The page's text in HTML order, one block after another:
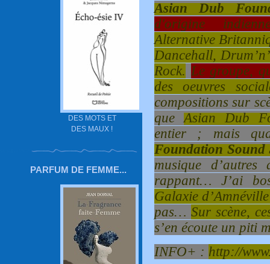
DES MOTS ET
DES MAUX !
PARFUM DE FEMME...
Asian Dub
d'origine
Alternative
Dancehall,
Rock. Le groupe,
des oeuvres
compositions sur
queAsian Dub
entier ; mais
Foundation Sound
musique
rappant… J’ai
Galaxie
pas… Sur scène,
s’en écoute un piti
INFO+ : http://